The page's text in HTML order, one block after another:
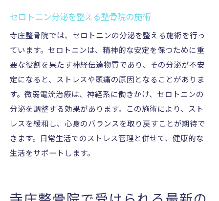
セロトニン分泌を整える整骨院の施術
寺庄整骨院では、セロトニンの分泌を整える施術を行っ
ています。セロトニンは、精神的な安定を保つために重
要な役割を果たす神経伝達物質であり、その分泌が不安
定になると、ストレスや頭痛の原因となることがありま
す。微弱電流治療は、神経系に働きかけ、セロトニンの
分泌を調整する効果があります。この施術により、スト
レスを緩和し、心身のバランスを取り戻すことが期待で
きます。日常生活でのストレス管理と併せて、健康的な
生活をサポートします。